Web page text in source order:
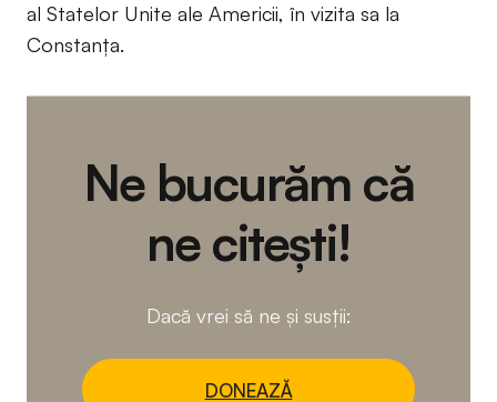
al Statelor Unite ale Americii, în vizita sa la
Constanța.
Ne bucurăm că
ne citești!
Dacă vrei să ne și susții:
DONEAZĂ